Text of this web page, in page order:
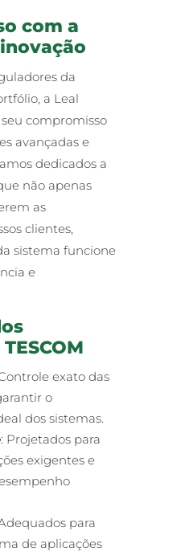
com a
da
a Leal
compromisso
avançadas e
dedicados a
não apenas
as
clientes,
sistema funcione
e
exato das
o
dos sistemas.
: Projetados para
exigentes e
para
de aplicações